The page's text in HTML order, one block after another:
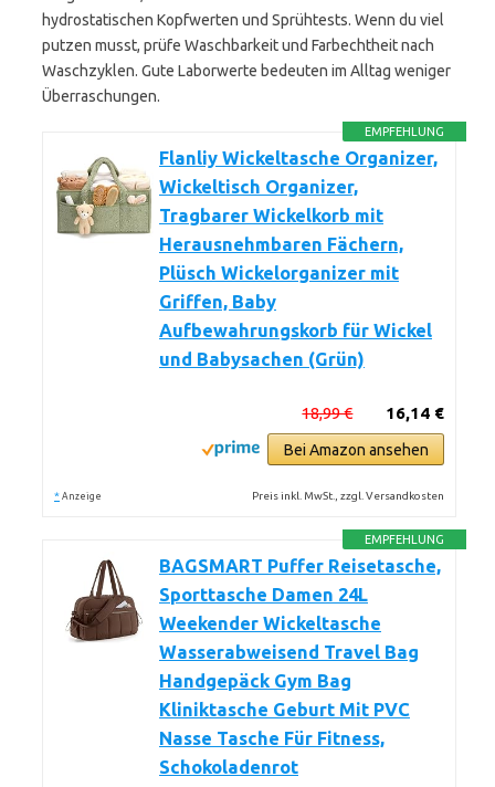
hydrostatischen Kopfwerten und Sprühtests. Wenn du viel
putzen musst, prüfe Waschbarkeit und Farbechtheit nach
Waschzyklen. Gute Laborwerte bedeuten im Alltag weniger
Überraschungen.
EMPFEHLUNG
Flanliy Wickeltasche Organizer,
Wickeltisch Organizer,
Tragbarer Wickelkorb mit
Herausnehmbaren Fächern,
Plüsch Wickelorganizer mit
Griffen, Baby
Aufbewahrungskorb für Wickel
und Babysachen (Grün)
16,14 €
18,99 €
Bei Amazon ansehen
* Anzeige Preis inkl. MwSt., zzgl. Versandkosten
EMPFEHLUNG
BAGSMART Puffer Reisetasche,
Sporttasche Damen 24L
Weekender Wickeltasche
Wasserabweisend Travel Bag
Handgepäck Gym Bag
Kliniktasche Geburt Mit PVC
Nasse Tasche Für Fitness,
Schokoladenrot